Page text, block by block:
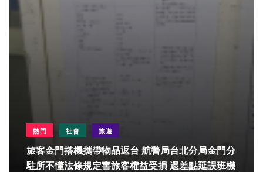
熱門 社會 旅遊
旅客金門搭機攜帶物品返台 航警局台北分局金門分
駐所不懂法條規定害旅客權益受損 還差點延誤班機